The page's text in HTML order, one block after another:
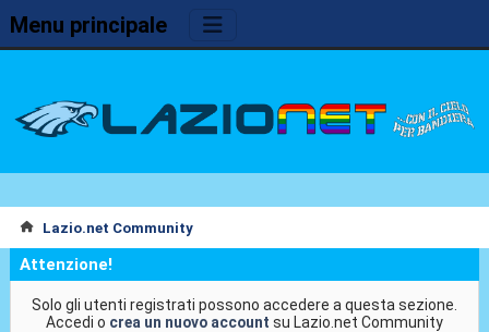
Menu principale
Lazio.net Community
Attenzione!
Solo gli utenti registrati possono accedere a questa sezione.
Accedi o crea un nuovo account su Lazio.net Community